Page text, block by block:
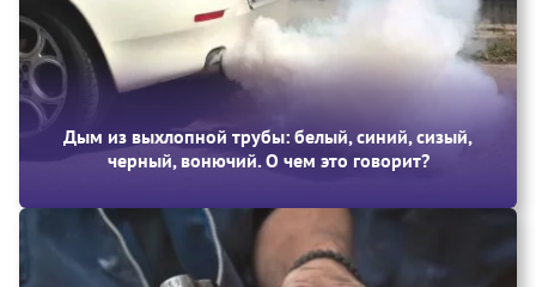
Дым из выхлопной трубы: белый, синий, сизый,
черный, вонючий. О чем это говорит?